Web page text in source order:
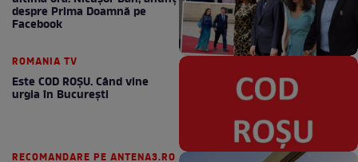
despre Prima Doamnă pe
Facebook
ROMANIA TV
Este COD ROŞU. Când vine
urgia în Bucureşti
RECOMANDARE PE ANTENA3.RO